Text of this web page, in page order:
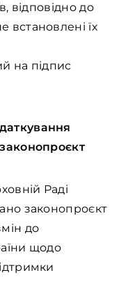
відповідно до
встановлені їх
на підпис
Раді
законопроєкт
до
щодо